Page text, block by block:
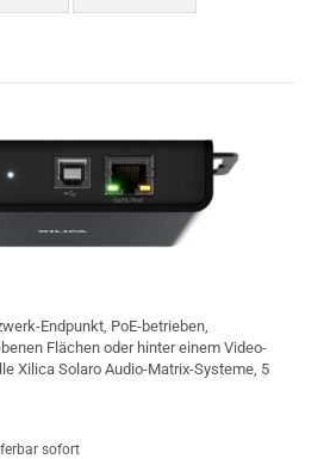
Endpunkt, PoE-betrieben,
Flächen oder hinter einem Video-
Xilica Solaro Audio-Matrix-Systeme, 5
sofort